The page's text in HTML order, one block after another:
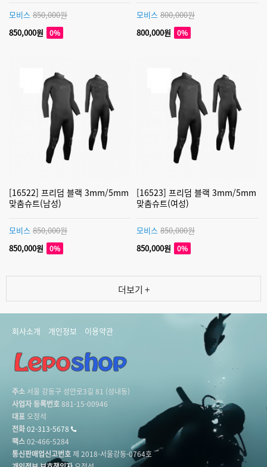
모비스 850,000원
850,000원
0%
모비스 800,000원
800,000원
0%
[16522] 프리덤 블랙 3mm/5mm
맞춤슈트(남성)
모비스 850,000원
850,000원
0%
[16523] 프리덤 블랙 3mm/5mm
맞춤슈트(여성)
모비스 850,000원
850,000원
0%
더보기 +
회사소개 개인정보 이용약관
주소 서울 강동구 성안로3길 81 (성내동)
사업자 등록번호881-15-00946
대표오정석
전화02-313-5678
팩스02-466-5284
통신판매업신고번호제 2018-서울강동-0764호